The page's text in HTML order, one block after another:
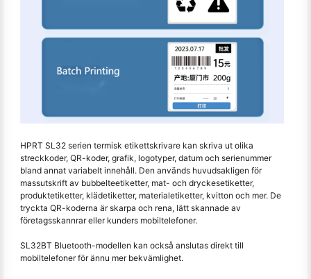
HPRT SL32 serien termisk etikettskrivare kan skriva ut olika
streckkoder, QR-koder, grafik, logotyper, datum och serienummer
bland annat variabelt innehåll. Den används huvudsakligen för
massutskrift av bubbelteetiketter, mat- och dryckesetiketter,
produktetiketter, klädetiketter, materialetiketter, kvitton och mer. De
tryckta QR-koderna är skarpa och rena, lätt skannade av
företagsskannrar eller kunders mobiltelefoner.
SL32BT Bluetooth-modellen kan också anslutas direkt till
mobiltelefoner för ännu mer bekvämlighet.